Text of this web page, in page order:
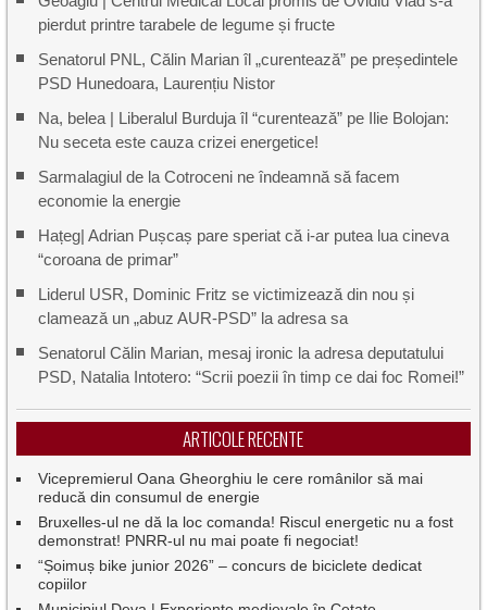
pierdut printre tarabele de legume și fructe
Senatorul PNL, Călin Marian îl „curentează” pe președintele
PSD Hunedoara, Laurențiu Nistor
Na, belea | Liberalul Burduja îl “curentează” pe Ilie Bolojan:
Nu seceta este cauza crizei energetice!
Sarmalagiul de la Cotroceni ne îndeamnă să facem
economie la energie
Hațeg| Adrian Pușcaș pare speriat că i-ar putea lua cineva
“coroana de primar”
Liderul USR, Dominic Fritz se victimizează din nou și
clamează un „abuz AUR-PSD” la adresa sa
Senatorul Călin Marian, mesaj ironic la adresa deputatului
PSD, Natalia Intotero: “Scrii poezii în timp ce dai foc Romei!”
ARTICOLE RECENTE
Vicepremierul Oana Gheorghiu le cere românilor să mai
reducă din consumul de energie
Bruxelles-ul ne dă la loc comanda! Riscul energetic nu a fost
demonstrat! PNRR-ul nu mai poate fi negociat!
“Șoimuș bike junior 2026” – concurs de biciclete dedicat
copiilor